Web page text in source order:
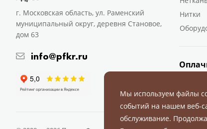
г. Московская область, ул. Раменский
муниципальный округ, деревня Становое,
дом 63
info@pfkr.ru
Нитки
Мы используем файлы
событий на нашем веб-
обслуживание.